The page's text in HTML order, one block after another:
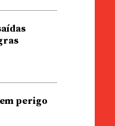
perigo